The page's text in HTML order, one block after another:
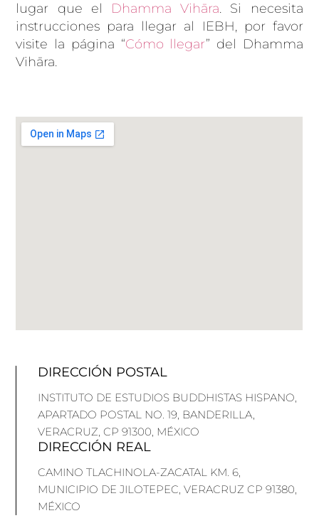
lugar que el Dhamma Vihāra. Si necesita
instrucciones para llegar al IEBH, por favor
visite la página “Cómo llegar” del Dhamma
Vihāra.
DIRECCIÓN POSTAL
INSTITUTO DE ESTUDIOS BUDDHISTAS HISPANO,
APARTADO POSTAL NO. 19, BANDERILLA,
VERACRUZ, CP 91300, MÉXICO
DIRECCIÓN REAL
CAMINO TLACHINOLA-ZACATAL KM. 6,
MUNICIPIO DE JILOTEPEC, VERACRUZ CP 91380,
MÉXICO